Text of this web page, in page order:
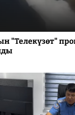
"Телекүзөт"